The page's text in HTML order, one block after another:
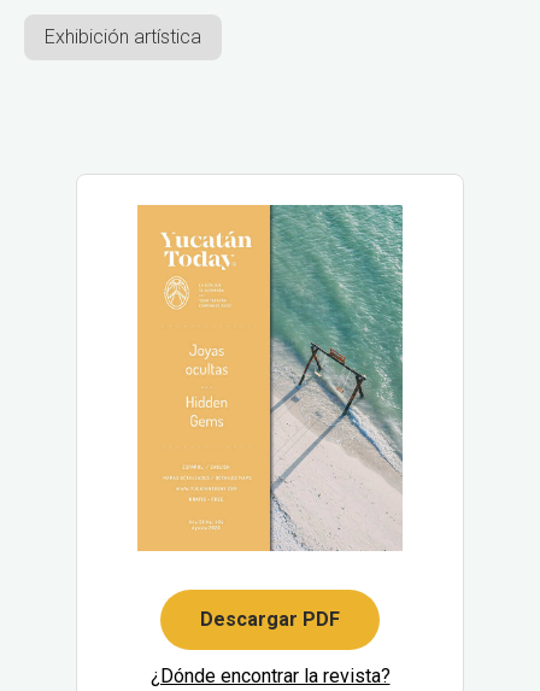
Exhibición artística
Descargar PDF
¿Dónde encontrar la revista?